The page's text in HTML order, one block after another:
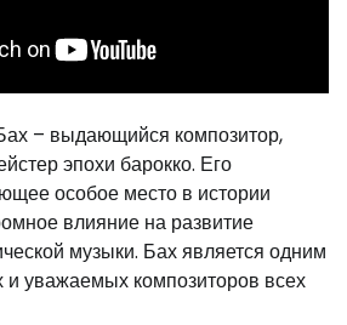
– выдающийся композитор,
эпохи барокко. Его
особое место в истории
влияние на развитие
музыки. Бах является одним
и уважаемых композиторов всех